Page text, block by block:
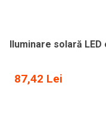
Iluminare solară
87,42 Lei